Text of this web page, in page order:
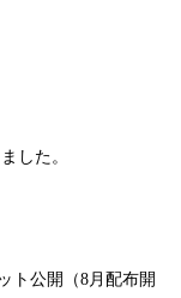
した。
ト公開（8月配布開